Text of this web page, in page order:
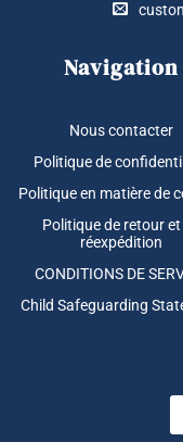
Navigation
Nous contacter
Politique de
Politique en matière de
Politique de retour et
réexpédition
CONDITIONS DE
Child Safeguarding